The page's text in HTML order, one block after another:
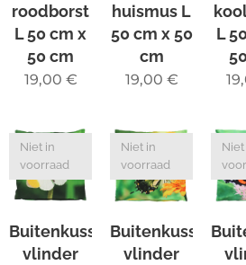
roodborst
L 50 cm x
50 cm
19,00 €
huismus L
50 cm x 50
cm
19,00 €
L
Buitenkussen
vlinder
Niet in
voorraad
Buitenkussen
vlinder
Niet in
voorraad
Niet